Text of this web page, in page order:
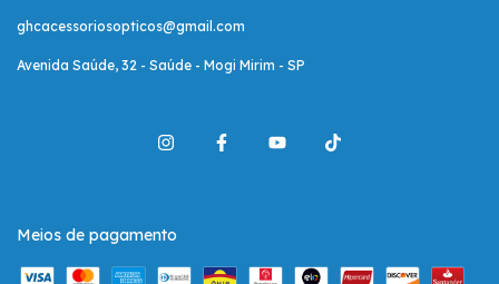
ghcacessoriosopticos@gmail.com
Avenida Saúde, 32 - Saúde - Mogi Mirim - SP
Meios de pagamento